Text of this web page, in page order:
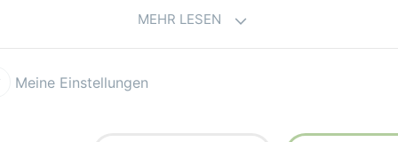
MEHR LESEN
Meine Einstellungen